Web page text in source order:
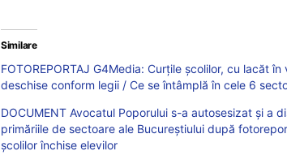
Similare
FOTOREPORTAJ G4Media: Curțile școlilor, cu lacăt
deschise conform legii / Ce se întâmplă în cele 6
DOCUMENT Avocatul Poporului s-a autosesizat și a
primăriile de sectoare ale Bucureștiului după
școlilor închise elevilor